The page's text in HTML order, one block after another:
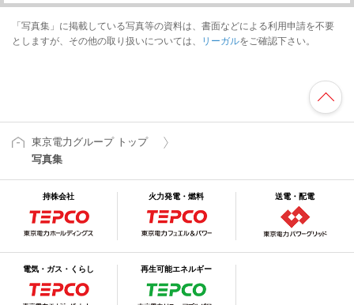
「写真集」に掲載している写真等の資料は、書面などによる利用申請を不要
としますが、その他の取り扱いについては、
リーガルをご確認下さい。
東京電力グループ トップ
写真集
持株会社 火力発電・燃料 送電・配電
電気・ガス・くらし 再生可能エネルギー